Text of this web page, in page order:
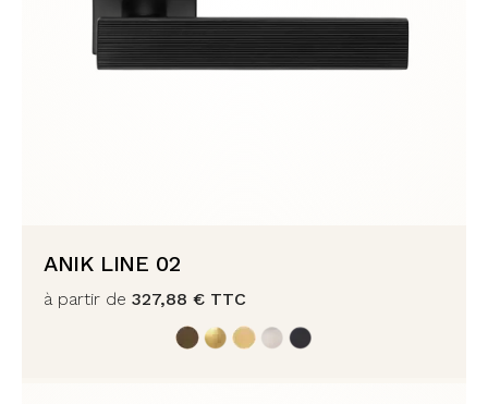
ANIK LINE 02
à partir de 327,88 € TTC